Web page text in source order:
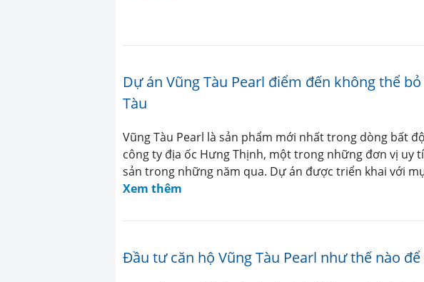
Dự án Vũng Tàu Pearl điểm đến không thể
Tàu
Vũng Tàu Pearl là sản phẩm mới nhất trong dòng bất
công ty địa ốc Hưng Thịnh, một trong những đơn vị
sản trong những năm qua. Dự án được triển khai với
Xem thêm
Đầu tư căn hộ Vũng Tàu Pearl như thế nào